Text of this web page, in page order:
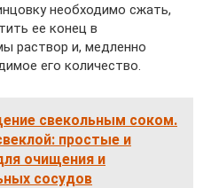
необходимо сжать,
ее конец в
раствор и, медленно
его количество.
свекольным соком.
простые и
очищения и
сосудов